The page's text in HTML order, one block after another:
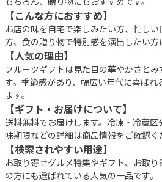
【こんな方におすすめ】
お店の味を自宅で楽しみたい方、忙し
方、食の贈り物で特別感を演出したい方
【人気の理由】
フルーツギフトは見た目の華やかさと
す。季節感があり、幅広い年代に喜ば
ます。
【ギフト・お届けについて】
送料無料でお届けします。冷凍・冷蔵
味期限などの詳細は商品情報をご確認く
【検索されやすい用途】
お取り寄せグルメ特集やギフト、お取
の方にも選ばれている人気の一品です。